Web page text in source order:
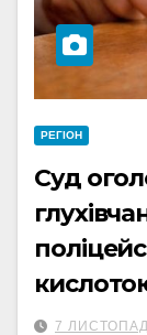
РЕГІОН
Суд
7